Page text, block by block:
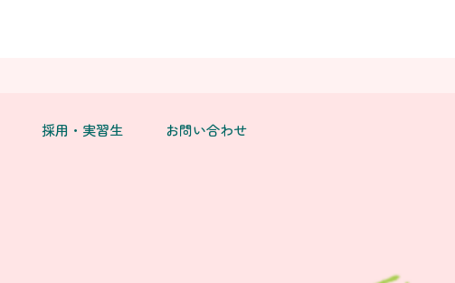
採用・実習生 お問い合わせ